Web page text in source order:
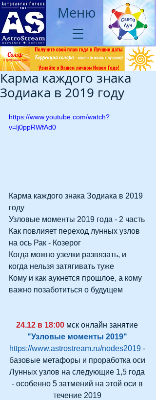
Меню
Карма каждого знака
Зодиака в 2019 году
https://www.youtube.com/watch?
v=lj0ppRWfAd0
Карма каждого знака Зодиака в 2019
году
Узловые моменты 2019 года - 2 часть
Как повлияет переход лунных узлов
на ось Рак - Козерог
Когда можно узелки развязать, и
когда нельзя затягивать туже
Кому и как аукнется прошлое, а кому
важно позаботиться о будущем
24.12 в 18:00 мск онлайн занятие
"Узловые моменты 2019"
https://www.astrostream.ru/nodes2019 -
базовые метафоры и проработка оси
Лунных узлов на следующие 1,5 года
- особенно 5 затмений на этой оси в
течение 2019